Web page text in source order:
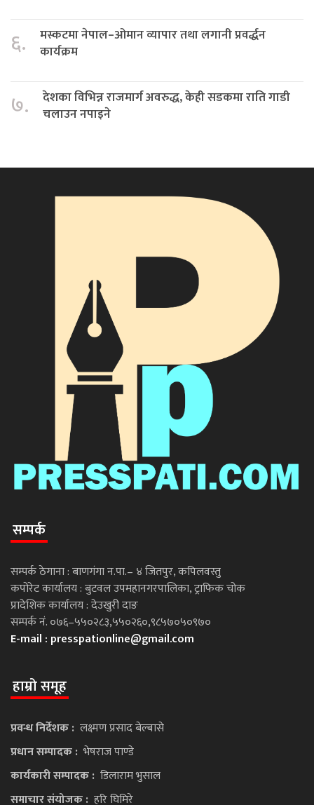
६.
मस्कटमा नेपाल–ओमान व्यापार तथा लगानी प्रवर्द्धन
कार्यक्रम
७.
देशका विभिन्न राजमार्ग अवरुद्ध, केही सडकमा राति गाडी
चलाउन नपाइने
सम्पर्क
सम्पर्क ठेगाना : बाणगंगा न.पा.– ४ जितपुर, कपिलवस्तु
कपोरेट कार्यालय : बुटवल उपमहानगरपालिका, ट्राफिक चोक
प्रादेशिक कार्यालय : देउखुरी दाङ
सम्पर्क नं. ०७६–५५०२८३,५५०२६०,९८५७०५०९७०
E-mail : presspationline@gmail.com
हाम्रो समूह
प्रवन्ध निर्देशक : लक्ष्मण प्रसाद बेल्बासे
प्रधान सम्पादक : भेषराज पाण्डे
कार्यकारी सम्पादक : डिलाराम भुसाल
समाचार संयोजक : हरि घिमिरे